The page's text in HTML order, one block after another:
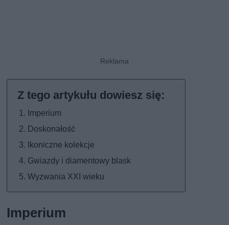
Imperium
Doskonałość
Ikoniczne kolekcje
Gwiazdy i diamentowy blask
Wyzwania XXI wieku
Imperium